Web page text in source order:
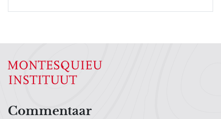
Hoofdnavigatiemenu
Commentaar